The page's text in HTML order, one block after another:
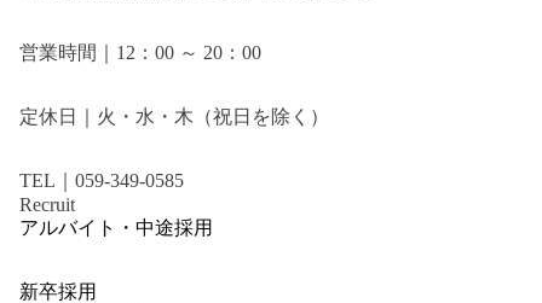
営業時間｜12：00 ～ 20：00
定休日｜火・水・木（祝日を除く）
TEL｜059-349-0585
Recruit
アルバイト・中途採用
新卒採用